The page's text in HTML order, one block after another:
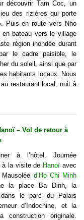
découvrir Tam Coc, un
des rizières qui porte
Puis en route vers Nho
en bateau vers le village
région inondée durant
le cadre paisible, le
du soleil, ainsi que par
habitants locaux. Nous
restaurant local, nuit à
– Vol de retour à
à l’hôtel. Journée
à la visite de Hanoï avec
Mausolée d’Ho Chi Minh
la place Ba Dinh, la
le parc du Palais
d’Indochine, et la
originale.